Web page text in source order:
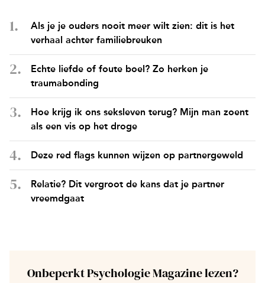
Als je je ouders nooit meer wilt zien: dit is het
verhaal achter familiebreuken
Echte liefde of foute boel? Zo herken je
traumabonding
Hoe krijg ik ons seksleven terug? Mijn man zoent
als een vis op het droge
Deze red flags kunnen wijzen op partnergeweld
Relatie? Dit vergroot de kans dat je partner
vreemdgaat
Onbeperkt Psychologie Magazine lezen?